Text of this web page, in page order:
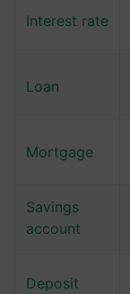
Interest rate
Loan
Mortgage
Savings
account
Deposit